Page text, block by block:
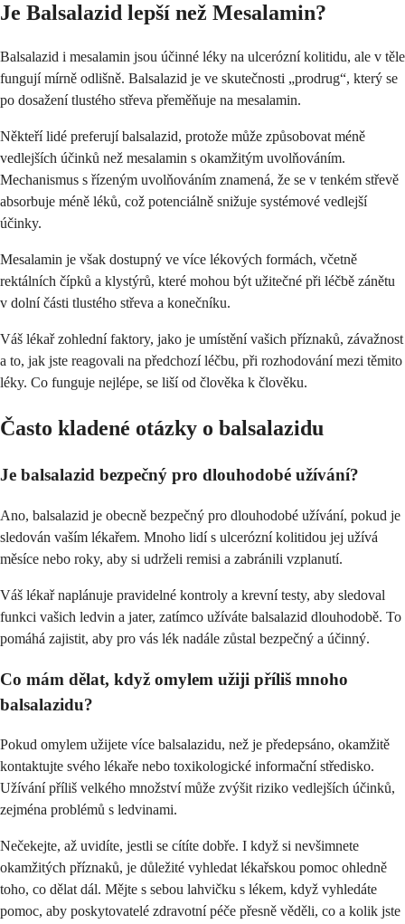
Je Balsalazid lepší než Mesalamin?
Balsalazid i mesalamin jsou účinné léky na ulcerózní kolitidu, ale v těle
fungují mírně odlišně. Balsalazid je ve skutečnosti „prodrug“, který se
po dosažení tlustého střeva přeměňuje na mesalamin.
Někteří lidé preferují balsalazid, protože může způsobovat méně
vedlejších účinků než mesalamin s okamžitým uvolňováním.
Mechanismus s řízeným uvolňováním znamená, že se v tenkém střevě
absorbuje méně léků, což potenciálně snižuje systémové vedlejší
účinky.
Mesalamin je však dostupný ve více lékových formách, včetně
rektálních čípků a klystýrů, které mohou být užitečné při léčbě zánětu
v dolní části tlustého střeva a konečníku.
Váš lékař zohlední faktory, jako je umístění vašich příznaků, závažnost
a to, jak jste reagovali na předchozí léčbu, při rozhodování mezi těmito
léky. Co funguje nejlépe, se liší od člověka k člověku.
Často kladené otázky o balsalazidu
Je balsalazid bezpečný pro dlouhodobé užívání?
Ano, balsalazid je obecně bezpečný pro dlouhodobé užívání, pokud je
sledován vaším lékařem. Mnoho lidí s ulcerózní kolitidou jej užívá
měsíce nebo roky, aby si udrželi remisi a zabránili vzplanutí.
Váš lékař naplánuje pravidelné kontroly a krevní testy, aby sledoval
funkci vašich ledvin a jater, zatímco užíváte balsalazid dlouhodobě. To
pomáhá zajistit, aby pro vás lék nadále zůstal bezpečný a účinný.
Co mám dělat, když omylem užiji příliš mnoho
balsalazidu?
Pokud omylem užijete více balsalazidu, než je předepsáno, okamžitě
kontaktujte svého lékaře nebo toxikologické informační středisko.
Užívání příliš velkého množství může zvýšit riziko vedlejších účinků,
zejména problémů s ledvinami.
Nečekejte, až uvidíte, jestli se cítíte dobře. I když si nevšimnete
okamžitých příznaků, je důležité vyhledat lékařskou pomoc ohledně
toho, co dělat dál. Mějte s sebou lahvičku s lékem, když vyhledáte
pomoc, aby poskytovatelé zdravotní péče přesně věděli, co a kolik jste